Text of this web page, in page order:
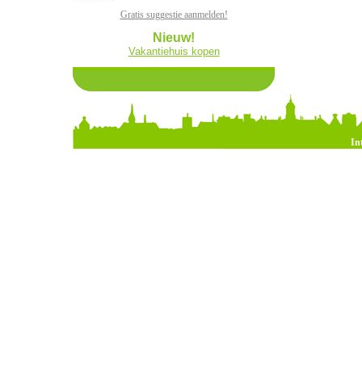
Gratis suggestie aanmelden!
Nieuw!
Vakantiehuis kopen